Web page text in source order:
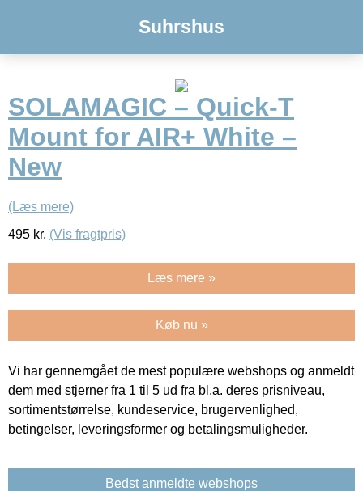
Suhrshus
SOLAMAGIC – Quick-T
Mount for AIR+ White –
New
(Læs mere)
495 kr. (Vis fragtpris)
Læs mere »
Køb nu »
Vi har gennemgået de mest populære webshops og anmeldt
dem med stjerner fra 1 til 5 ud fra bl.a. deres prisniveau,
sortimentstørrelse, kundeservice, brugervenlighed,
betingelser, leveringsformer og betalingsmuligheder.
Bedst anmeldte webshops